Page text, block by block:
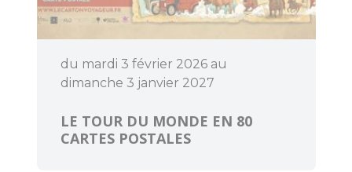
Découvrir
du mardi 3 février 2026 au
dimanche 3 janvier 2027
LE TOUR DU MONDE EN 80
CARTES POSTALES